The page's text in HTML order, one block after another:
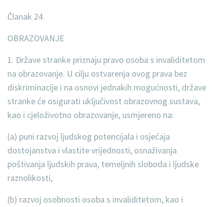
Članak 24.
OBRAZOVANJE
1. Države stranke priznaju pravo osoba s invaliditetom
na obrazovanje. U cilju ostvarenja ovog prava bez
diskriminacije i na osnovi jednakih mogućnosti, države
stranke će osigurati uključivost obrazovnog sustava,
kao i cjeloživotno obrazovanje, usmjereno na:
(a) puni razvoj ljudskog potencijala i osjećaja
dostojanstva i vlastite vrijednosti, osnaživanja
poštivanja ljudskih prava, temeljnih sloboda i ljudske
raznolikosti,
(b) razvoj osobnosti osoba s invaliditetom, kao i